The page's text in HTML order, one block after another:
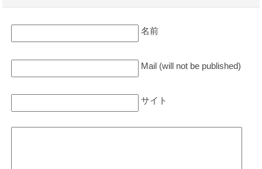
名前
Mail (will not be published)
サイト